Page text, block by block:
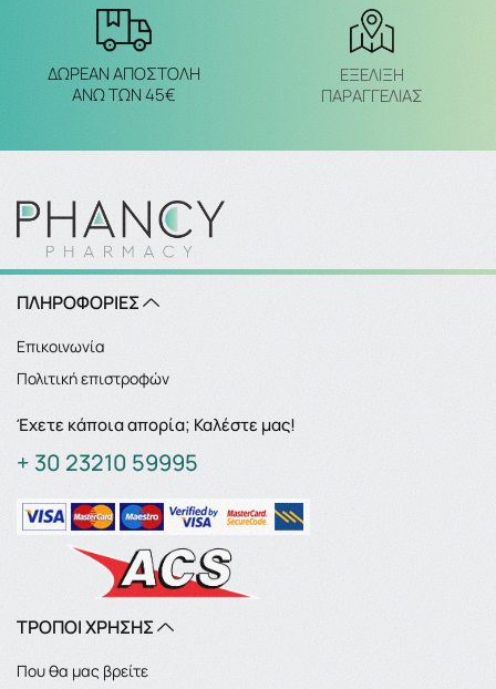
ΔΩΡΕΑΝ ΑΠΟΣΤΟΛΗ
ΑΝΩ ΤΩΝ 45€
ΕΞΈΛΙΞΗ
ΠΑΡΑΓΓΕΛΙΑΣ
ΠΛΗΡΟΦΟΡΙΕΣ
Επικοινωνία
Πολιτική επιστροφών
Έχετε κάποια απορία; Καλέστε μας!
+ 30 23210 59995
ΤΡΟΠΟΙ ΧΡΗΣΗΣ
Που θα μας βρείτε